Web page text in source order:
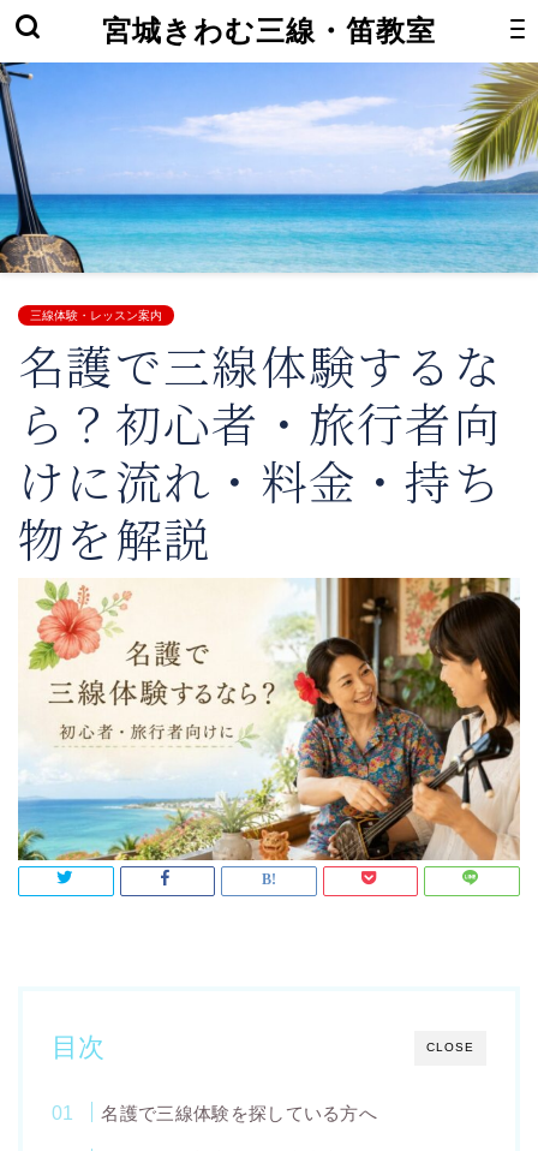
宮城きわむ三線・笛教室
三線体験・レッスン案内
名護で三線体験するな
ら？初心者・旅行者向
けに流れ・料金・持ち
物を解説
CLOSE
目次
名護で三線体験を探している方へ